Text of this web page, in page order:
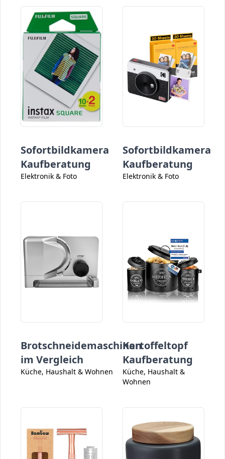
Sofortbildkamera
Kaufberatung
Elektronik & Foto
Sofortbildkamera
Kaufberatung
Elektronik & Foto
Brotschneidemaschinen
im Vergleich
Küche, Haushalt & Wohnen
Kartoffeltopf
Kaufberatung
Küche, Haushalt &
Wohnen